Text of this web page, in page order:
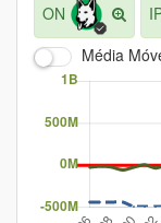
ON
Média